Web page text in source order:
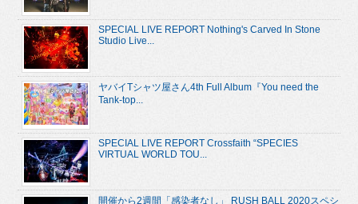
SPECIAL LIVE REPORT Nothing's Carved In Stone
Studio Live...
ヤバイTシャツ屋さん4th Full Album『You need the
Tank-top...
SPECIAL LIVE REPORT Crossfaith “SPECIES
VIRTUAL WORLD TOU...
開催から2週間「感染者なし」 RUSH BALL 2020スペシ